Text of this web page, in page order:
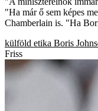
"Ha már ő sem képes
Chamberlain is. "Ha
külföld etika Boris
Friss